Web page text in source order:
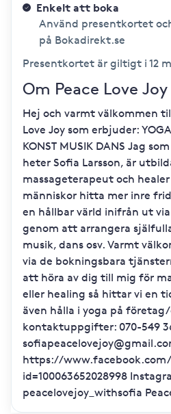
Enkelt att boka
Använd presentkortet
på Bokadirekt.se
Presentkortet är giltigt i 12
Om Peace Love Joy
Hej och varmt välkommen
Love Joy som erbjuder:
KONST MUSIK DANS Jag
heter Sofia Larsson, är
massageterapeut och
människor hitta mer inre
en hållbar värld inifrån ut
genom att arrangera
musik, dans osv. Varmt
via de bokningsbara
att höra av dig till mig för
eller healing så hittar vi en
även hålla i yoga på
kontaktuppgifter: 070-549
https://
id=100063652028998
peacelovejoy_withsofia